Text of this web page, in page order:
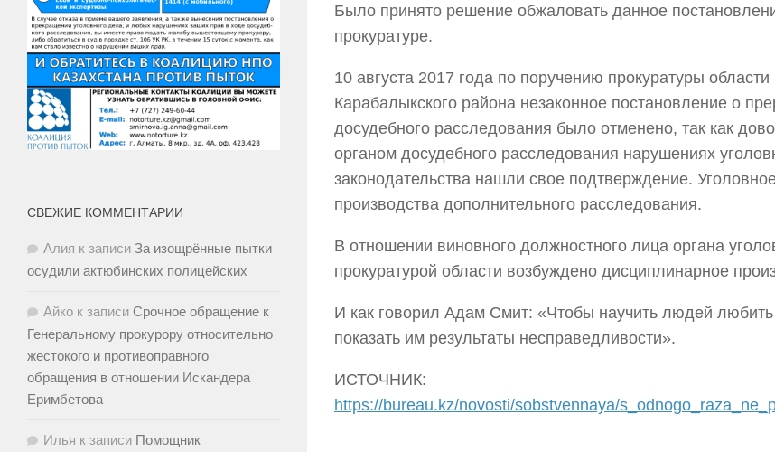
Было принято решение обжаловать данное
прокуратуре.
10 августа 2017 года по поручению прокуратуры области
Карабалыкского района незаконное постановление о
досудебного расследования было отменено, так как
органом досудебного расследования нарушениях
законодательства нашли свое подтверждение.
производства дополнительного расследования.
В отношении виновного должностного лица органа
прокуратурой области возбуждено дисциплинарное
И как говорил Адам Смит: «Чтобы научить людей
показать им результаты несправедливости».
ИСТОЧНИК:
https://bureau.kz/novosti/sobstvennaya/
СВЕЖИЕ КОММЕНТАРИИ
Алия к записи За изощрённые пытки
осудили актюбинских полицейских
Айко к записи Срочное обращение к
Генеральному прокурору относительно
жестокого и противоправного
обращения в отношении Искандера
Еримбетова
Илья к записи Помощник